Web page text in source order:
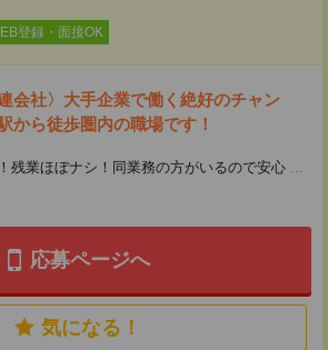
登録・面接OK
会社〉大手企業で働く絶好のチャン
から徒歩圏内の職場です！
残業ほぼナシ！同業務の方がいるので安心 ...
応募ページへ
気になる！